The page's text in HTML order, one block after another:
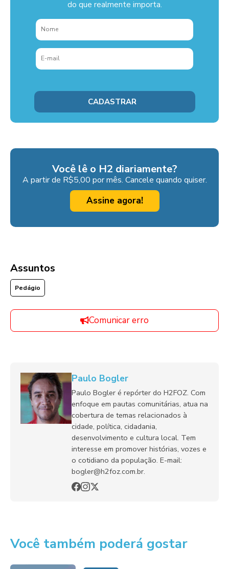
do que realmente importa.
Você lê o H2 diariamente?
A partir de R$5,00 por mês. Cancele quando quiser.
Assine agora!
Assuntos
Pedágio
Comunicar erro
Paulo Bogler
Paulo Bogler é repórter do H2FOZ. Com
enfoque em pautas comunitárias, atua na
cobertura de temas relacionados à
cidade, política, cidadania,
desenvolvimento e cultura local. Tem
interesse em promover histórias, vozes e
o cotidiano da população. E-mail:
bogler@h2foz.com.br.
Você também poderá gostar